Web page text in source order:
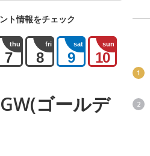
ト情報をチェック
thu
7
fri
8
sat
9
sun
10
ゴールデ
1
2